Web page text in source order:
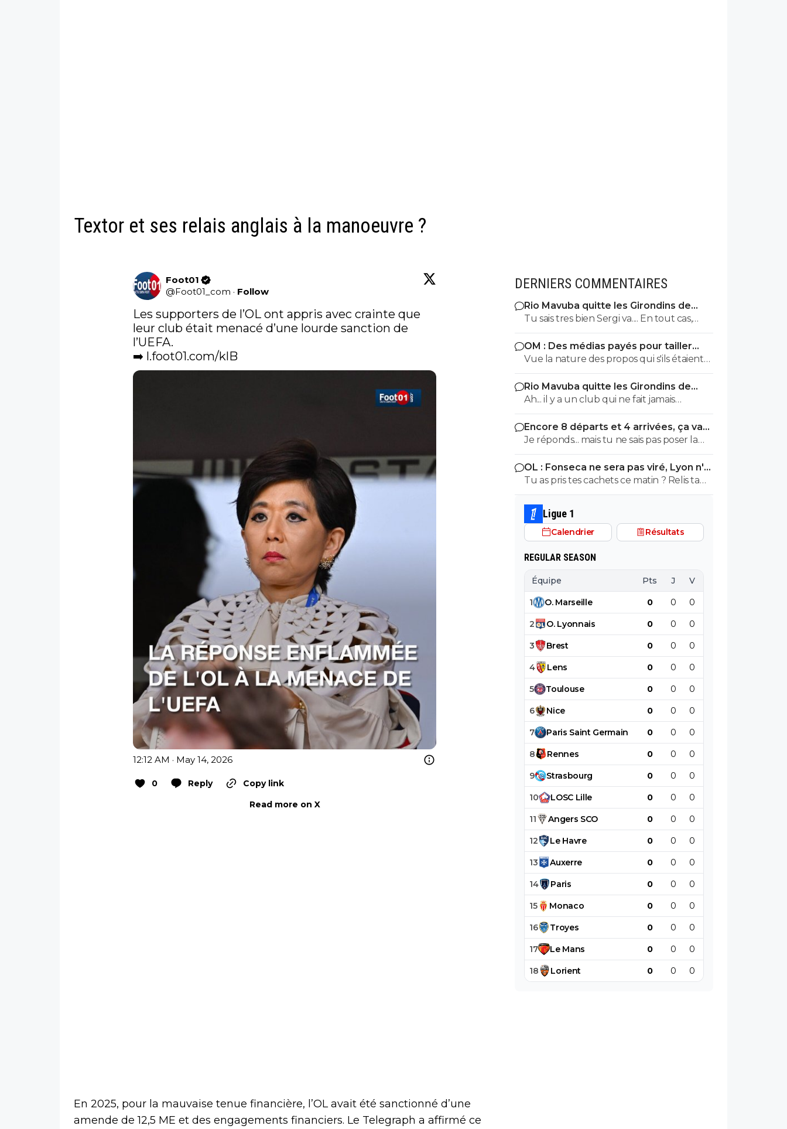
Textor et ses relais anglais à la manoeuvre ?
Foot01
@Foot01_com · Follow
Les supporters de l’OL ont appris avec crainte que
leur club était menacé d’une lourde sanction de
l’UEFA.
➡️ l.foot01.com/klB
12:12 AM · May 14, 2026
0 Reply
Copy link
Read more on X
En 2025, pour la mauvaise tenue financière, l’OL avait été sanctionné d’une
amende de 12,5 ME et des engagements financiers. Le Telegraph a affirmé ce
DERNIERS COMMENTAIRES
Rio Mavuba quitte les Girondins de
Bordeaux
Tu sais tres bien Sergi va.... En tout cas,
pour TOI , il y aUN SEUL CLUB qui est
parfait... Et qui QUOI QU IL ARRIVE ne sera
JMAIS critiqué par toi..... Tu te rends
compte que tu es le seul a defendre
mordicus le mec qui a faillit couler ton
club mon pauvre vieux fou... tu t'en rends
compte au moins???
OM : Des médias payés pour tailler
l’OL, McCourt accusé
Vue la nature des propos qui s'ils étaient
faux releveraient de la diffamation, je
penses que c'est bien documenté et
vérifié.
Rio Mavuba quitte les Girondins de
Bordeaux
Ah... il y a un club qui ne fait jamais
d'erreur ? Lequel ? ^^
Encore 8 départs et 4 arrivées, ça va
valser à l'OL
Je réponds... mais tu ne sais pas poser la
moindre question. ^^
OL : Fonseca ne sera pas viré, Lyon n'a
pas l'argent pour le faire
Tu as pris tes cachets ce matin ? Relis ta
phrase.
Ligue 1
Calendrier Résultats
REGULAR SEASON
Équipe Pts J V
1 O. Marseille 0 0 0
2 O. Lyonnais 0 0 0
3 Brest 0 0 0
4 Lens 0 0 0
5 Toulouse 0 0 0
6 Nice 0 0 0
7 Paris Saint Germain 0 0 0
8 Rennes 0 0 0
9 Strasbourg 0 0 0
10 LOSC Lille 0 0 0
11 Angers SCO 0 0 0
12 Le Havre 0 0 0
13 Auxerre 0 0 0
14 Paris 0 0 0
15 Monaco 0 0 0
16 Troyes 0 0 0
17 Le Mans 0 0 0
18 Lorient 0 0 0